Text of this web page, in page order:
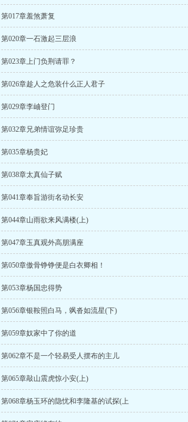
第017章羞煞萧复
第020章一石激起三层浪
第023章上门负荆请罪？
第026章趁人之危装什么正人君子
第029章李岫登门
第032章兄弟情谊弥足珍贵
第035章杨贵妃
第038章太真仙子赋
第041章奉旨游街名动长安
第044章山雨欲来风满楼(上)
第047章玉真观外高朋满座
第050章傲骨铮铮便是白衣卿相！
第053章杨国忠得势
第056章银鞍照白马，飒沓如流星(下)
第059章奴家中了你的道
第062章不是一个轻易受人摆布的主儿
第065章敲山震虎惊小安(上)
第068章杨玉环的隐忧和李隆基的试探(上